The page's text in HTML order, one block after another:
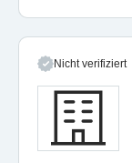
Nicht verifiziert